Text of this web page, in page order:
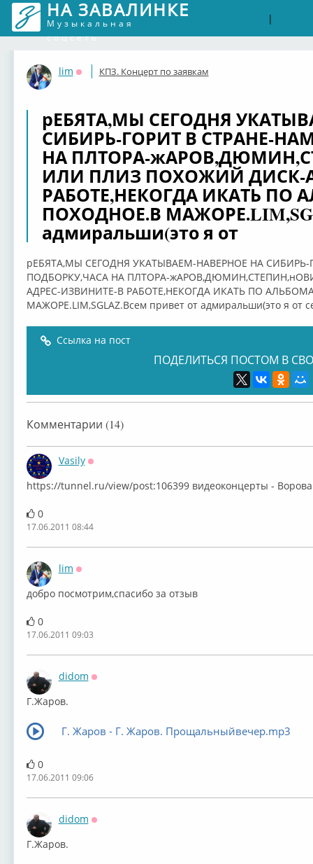
НА ЗАВАЛИНКЕ
Музыкальная
соцсеть
|
lim
Оффлайн
КПЗ. Концерт по заявкам
рЕБЯТА,МЫ СЕГОДНЯ
СИБИРЬ-ГОРИТ В СТРАНЕ-
НА ПЛТОРА-
ИЛИ ПЛИЗ ПОХОЖИЙ ДИСК-
РАБОТЕ,НЕКОГДА ИКАТЬ ПО
ПОХОДНОЕ.В
адмиральши(это я от
рЕБЯТА,МЫ СЕГОДНЯ УКАТЫВАЕМ-НАВЕРНОЕ НА
ПОДБОРКУ,ЧАСА НА ПЛТОРА-
АДРЕС-ИЗВИНИТЕ-В РАБОТЕ,НЕКОГДА ИКАТЬ ПО
МАЖОРЕ.LIM,SGLAZ.Всем привет от адмиральши(это я от
Ссылка на пост
ПОДЕЛИТЬСЯ ПОСТОМ В
Комментарии (14)
Vasily
https://tunnel.ru/view/post:106399 видеоконцерты -
0
17.06.2011 08:44
lim
добро посмотрим,спасибо за отзыв
0
17.06.2011 09:03
didom
Г.Жаров.
Г. Жаров - Г. Жаров. Прощальныйвечер.mp3
0
17.06.2011 09:06
didom
Г.Жаров.